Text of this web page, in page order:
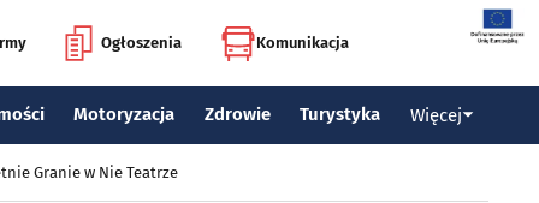
Ogłoszenia Komunikacja
Motoryzacja Zdrowie Turystyka Więcej
Granie w Nie Teatrze